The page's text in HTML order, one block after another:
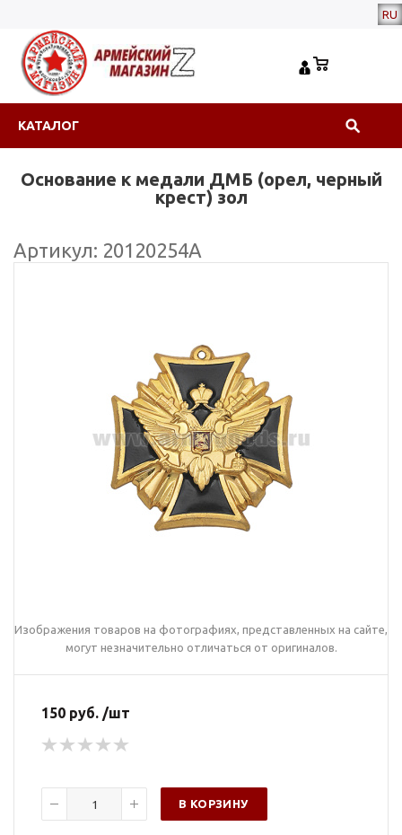
RU
КАТАЛОГ
Основание к медали ДМБ (орел, черный
крест) зол
Артикул: 20120254А
Изображения товаров на фотографиях, представленных на сайте,
могут незначительно отличаться от оригиналов.
150 руб. /шт
В КОРЗИНУ